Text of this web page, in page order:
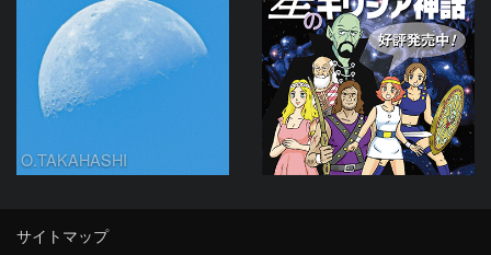
O.TAKAHASHI
サイトマップ